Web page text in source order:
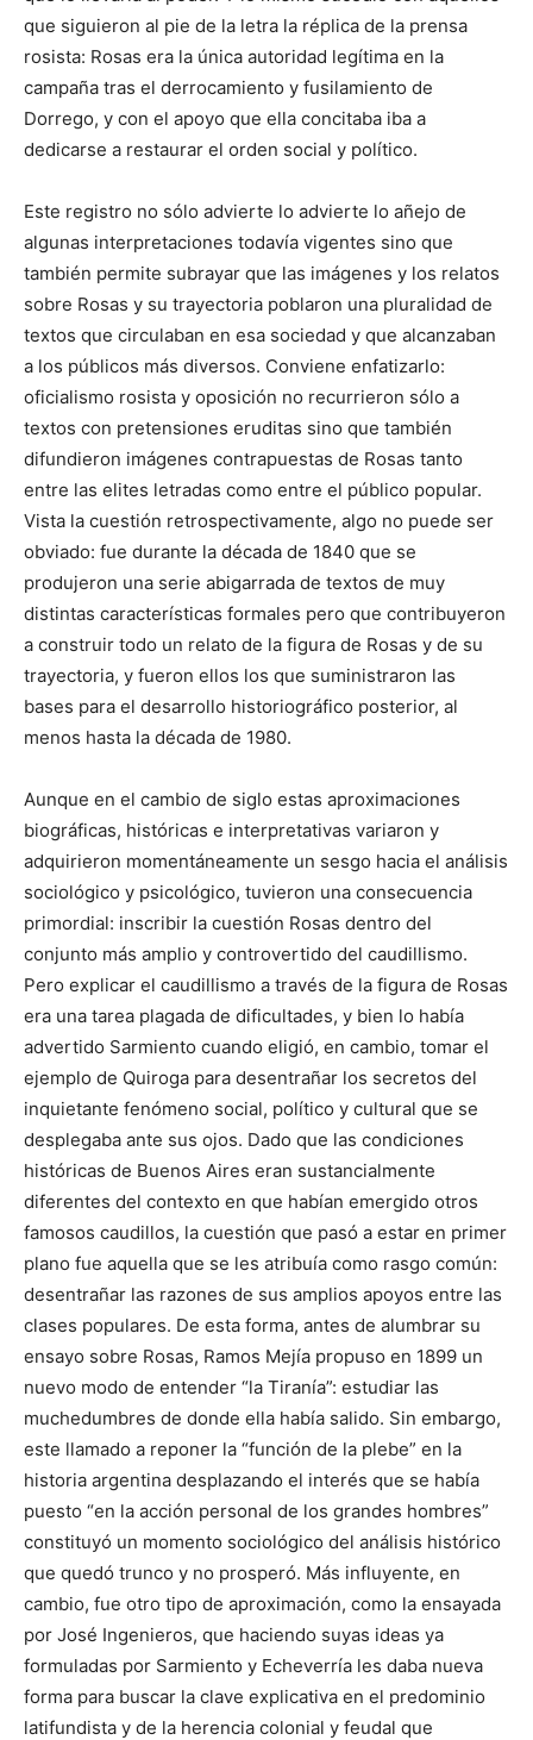
que siguieron al pie de la letra la réplica de la prensa
rosista: Rosas era la única autoridad legítima en la
campaña tras el derrocamiento y fusilamiento de
Dorrego, y con el apoyo que ella concitaba iba a
dedicarse a restaurar el orden social y político.
Este registro no sólo advierte lo advierte lo añejo de
algunas interpretaciones todavía vigentes sino que
también permite subrayar que las imágenes y los relatos
sobre Rosas y su trayectoria poblaron una pluralidad de
textos que circulaban en esa sociedad y que alcanzaban
a los públicos más diversos. Conviene enfatizarlo:
oficialismo rosista y oposición no recurrieron sólo a
textos con pretensiones eruditas sino que también
difundieron imágenes contrapuestas de Rosas tanto
entre las elites letradas como entre el público popular.
Vista la cuestión retrospectivamente, algo no puede ser
obviado: fue durante la década de 1840 que se
produjeron una serie abigarrada de textos de muy
distintas características formales pero que contribuyeron
a construir todo un relato de la figura de Rosas y de su
trayectoria, y fueron ellos los que suministraron las
bases para el desarrollo historiográfico posterior, al
menos hasta la década de 1980.
Aunque en el cambio de siglo estas aproximaciones
biográficas, históricas e interpretativas variaron y
adquirieron momentáneamente un sesgo hacia el análisis
sociológico y psicológico, tuvieron una consecuencia
primordial: inscribir la cuestión Rosas dentro del
conjunto más amplio y controvertido del caudillismo.
Pero explicar el caudillismo a través de la figura de Rosas
era una tarea plagada de dificultades, y bien lo había
advertido Sarmiento cuando eligió, en cambio, tomar el
ejemplo de Quiroga para desentrañar los secretos del
inquietante fenómeno social, político y cultural que se
desplegaba ante sus ojos. Dado que las condiciones
históricas de Buenos Aires eran sustancialmente
diferentes del contexto en que habían emergido otros
famosos caudillos, la cuestión que pasó a estar en primer
plano fue aquella que se les atribuía como rasgo común:
desentrañar las razones de sus amplios apoyos entre las
clases populares. De esta forma, antes de alumbrar su
ensayo sobre Rosas, Ramos Mejía propuso en 1899 un
nuevo modo de entender “la Tiranía”: estudiar las
muchedumbres de donde ella había salido. Sin embargo,
este llamado a reponer la “función de la plebe” en la
historia argentina desplazando el interés que se había
puesto “en la acción personal de los grandes hombres”
constituyó un momento sociológico del análisis histórico
que quedó trunco y no prosperó. Más influyente, en
cambio, fue otro tipo de aproximación, como la ensayada
por José Ingenieros, que haciendo suyas ideas ya
formuladas por Sarmiento y Echeverría les daba nueva
forma para buscar la clave explicativa en el predominio
latifundista y de la herencia colonial y feudal que